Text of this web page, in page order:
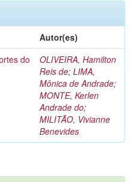
Autor(es)
do
OLIVEIRA, Hamilton
Reis de; LIMA,
Mônica de Andrade;
MONTE, Kerlen
Andrade do;
MILITÃO, Vivianne
Benevides